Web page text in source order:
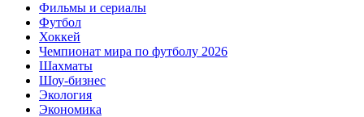
Фильмы и сериалы
Футбол
Хоккей
Чемпионат мира по футболу 2026
Шахматы
Шоу-бизнес
Экология
Экономика